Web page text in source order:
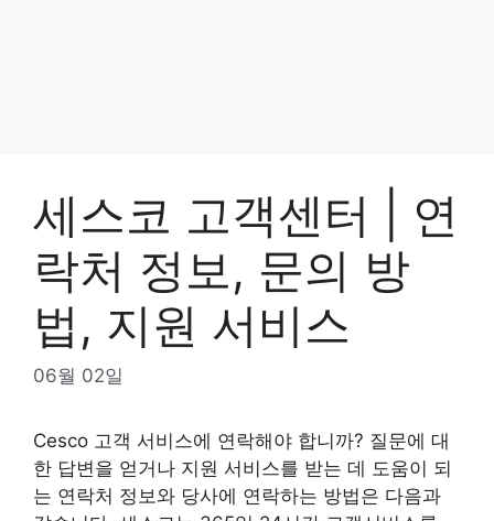
세스코 고객센터 | 연
락처 정보, 문의 방
법, 지원 서비스
06월 02일
Cesco 고객 서비스에 연락해야 합니까? 질문에 대
한 답변을 얻거나 지원 서비스를 받는 데 도움이 되
는 연락처 정보와 당사에 연락하는 방법은 다음과